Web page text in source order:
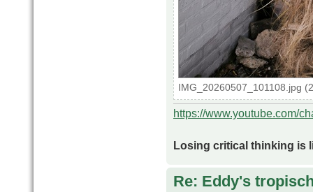
IMG_20260507_101108.jpg
https://www.youtube.com/
Losing critical thinking is
Re: Eddy's